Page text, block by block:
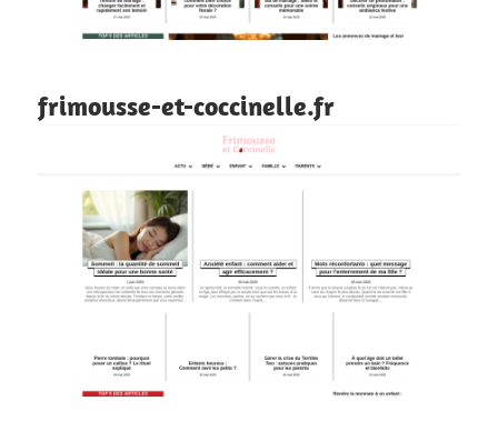
frimousse-et-coccinelle.fr